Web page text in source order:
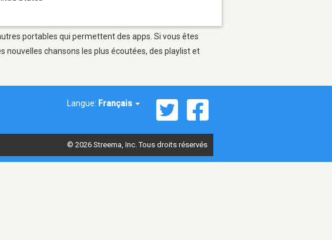
portables qui permettent des apps. Si vous êtes
chansons les plus écoutées, des playlist et
Langue: Français
© 2026 Streema, Inc. Tous droits réservés